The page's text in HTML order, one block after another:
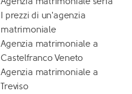
I prezzi di un'agenzia
matrimoniale
Agenzia matrimoniale a
Castelfranco Veneto
Agenzia matrimoniale a
Treviso